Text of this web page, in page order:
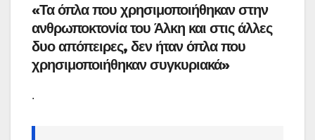
«Τα όπλα που χρησιμοποιήθηκαν στην
ανθρωποκτονία του Άλκη και στις άλλες
δυο απόπειρες, δεν ήταν όπλα που
χρησιμοποιήθηκαν συγκυριακά»
.